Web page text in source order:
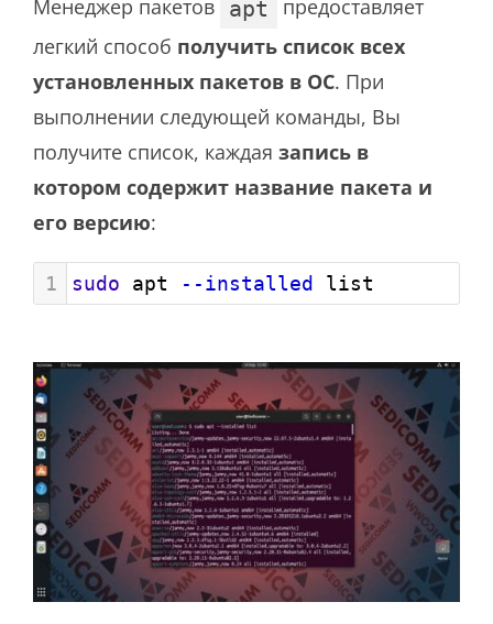
Менеджер пакетов apt
предоставляет
легкий способ получить список всех
установленных пакетов в ОС. При
выполнении следующей команды, Вы
получите список, каждая запись в
котором содержит название пакета и
его версию:
1 sudo apt --installed list